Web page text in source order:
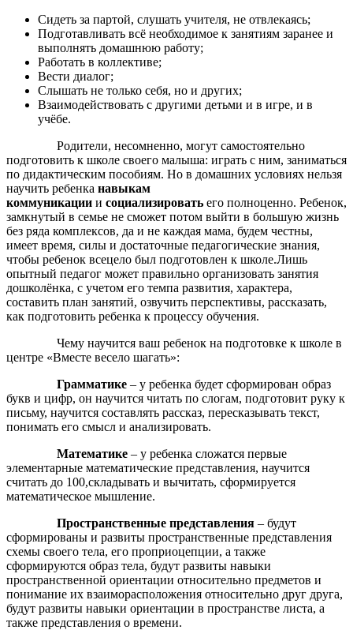
Сидеть за партой, слушать учителя, не отвлекаясь;
Подготавливать всё необходимое к занятиям заранее и
выполнять домашнюю работу;
Работать в коллективе;
Вести диалог;
Слышать не только себя, но и других;
Взаимодействовать с другими детьми и в игре, и в
учёбе.
Родители, несомненно, могут самостоятельно
подготовить к школе своего малыша: играть с ним, заниматься
по дидактическим пособиям. Но в домашних условиях нельзя
научить ребенка навыкам
коммуникации и социализировать его полноценно. Ребенок,
замкнутый в семье не сможет потом выйти в большую жизнь
без ряда комплексов, да и не каждая мама, будем честны,
имеет время, силы и достаточные педагогические знания,
чтобы ребенок всецело был подготовлен к школе.Лишь
опытный педагог может правильно организовать занятия
дошколёнка, с учетом его темпа развития, характера,
составить план занятий, озвучить перспективы, рассказать,
как подготовить ребенка к процессу обучения.
Чему научится ваш ребенок на подготовке к школе в
центре «Вместе весело шагать»:
Грамматике – у ребенка будет сформирован образ
букв и цифр, он научится читать по слогам, подготовит руку к
письму, научится составлять рассказ, пересказывать текст,
понимать его смысл и анализировать.
Математике – у ребенка сложатся первые
элементарные математические представления, научится
считать до 100,складывать и вычитать, сформируется
математическое мышление.
Пространственные представления – будут
сформированы и развиты пространственные представления
схемы своего тела, его проприоцепции, а также
сформируются образ тела, будут развиты навыки
пространственной ориентации относительно предметов и
понимание их взаиморасположения относительно друг друга,
будут развиты навыки ориентации в пространстве листа, а
также представления о времени.